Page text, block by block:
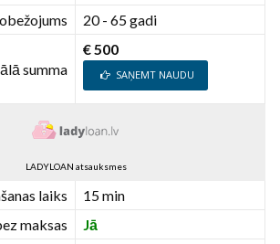
20 - 65 gadi
summa
€ 500
SAŅEMT NAUDU
LADYLOAN atsauksmes
laiks
15 min
maksas
Jā